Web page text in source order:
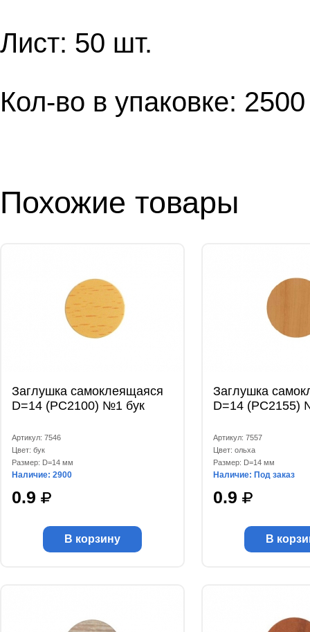
Лист: 50 шт.
Кол-во в упаковке:
Похожие товары
Заглушка самоклеящаяся
D=14 (РС2100) №1 бук
Артикул: 7546
Цвет: бук
Размер: D=14 мм
Наличие: 2900
0.9
В корзину
Заглушка
D=14 (РС2155)
Артикул: 7557
Цвет: ольха
Размер: D=14 мм
Наличие: Под заказ
0.9
В